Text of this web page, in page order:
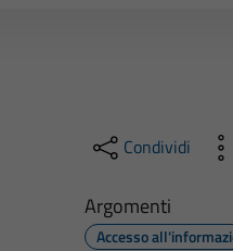
Condividi
Argomenti
Accesso